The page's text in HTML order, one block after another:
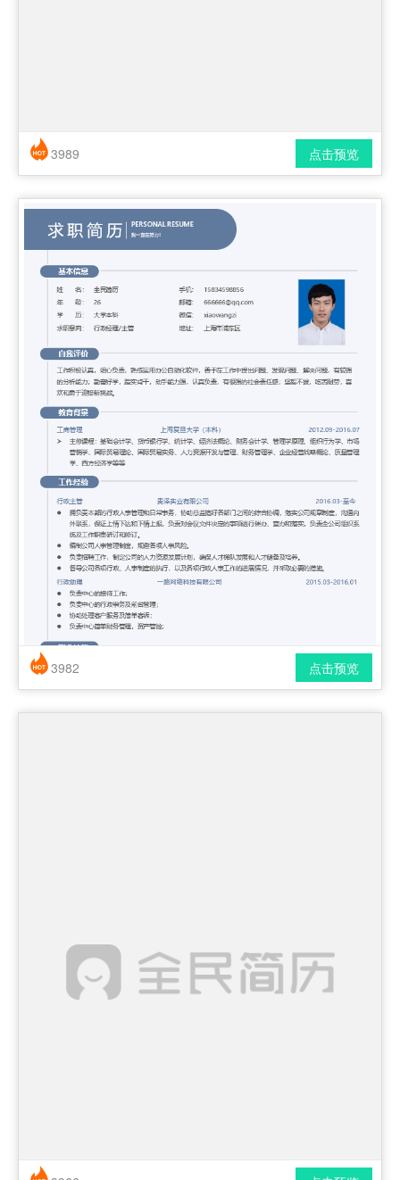
简历风格： 时尚 / 简洁 / 应届生
点击预览
3989
简历风格： 时尚 / 简洁 / 应届生
点击预览
3982